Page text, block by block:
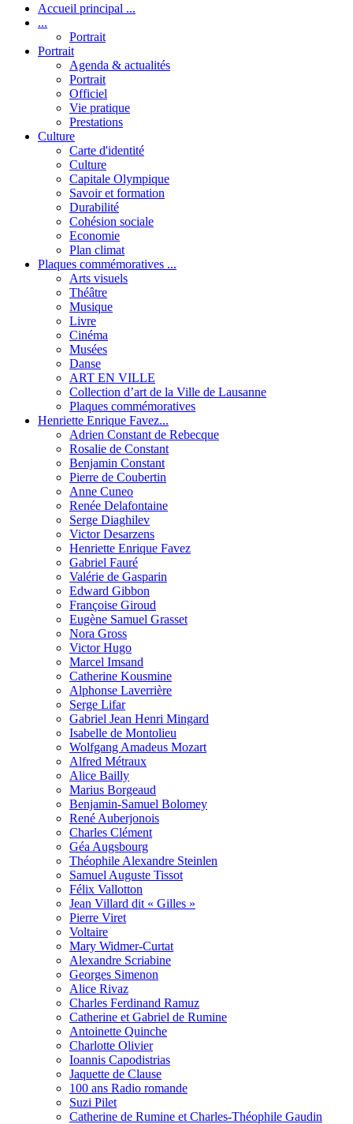
Accueil principal ...
...
Portrait
Portrait
Agenda & actualités
Portrait
Officiel
Vie pratique
Prestations
Culture
Carte d'identité
Culture
Capitale Olympique
Savoir et formation
Durabilité
Cohésion sociale
Economie
Plan climat
Plaques commémoratives ...
Arts visuels
Théâtre
Musique
Livre
Cinéma
Musées
Danse
ART EN VILLE
Collection d’art de la Ville de Lausanne
Plaques commémoratives
Henriette Enrique Favez...
Adrien Constant de Rebecque
Rosalie de Constant
Benjamin Constant
Pierre de Coubertin
Anne Cuneo
Renée Delafontaine
Serge Diaghilev
Victor Desarzens
Henriette Enrique Favez
Gabriel Fauré
Valérie de Gasparin
Edward Gibbon
Françoise Giroud
Eugène Samuel Grasset
Nora Gross
Victor Hugo
Marcel Imsand
Catherine Kousmine
Alphonse Laverrière
Serge Lifar
Gabriel Jean Henri Mingard
Isabelle de Montolieu
Wolfgang Amadeus Mozart
Alfred Métraux
Alice Bailly
Marius Borgeaud
Benjamin-Samuel Bolomey
René Auberjonois
Charles Clément
Géa Augsbourg
Théophile Alexandre Steinlen
Samuel Auguste Tissot
Félix Vallotton
Jean Villard dit « Gilles »
Pierre Viret
Voltaire
Mary Widmer-Curtat
Alexandre Scriabine
Georges Simenon
Alice Rivaz
Charles Ferdinand Ramuz
Catherine et Gabriel de Rumine
Antoinette Quinche
Charlotte Olivier
Ioannis Capodistrias
Jaquette de Clause
100 ans Radio romande
Suzi Pilet
Catherine de Rumine et Charles-Théophile Gaudin